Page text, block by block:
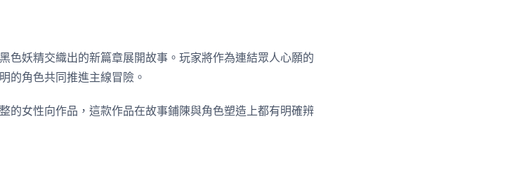
色妖精交織出的新篇章展開故事。玩家將作為連結眾人心願的
的角色共同推進主線冒險。
的女性向作品，這款作品在故事鋪陳與角色塑造上都有明確辨